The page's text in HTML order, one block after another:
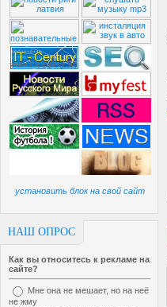
установить блок на свой сайт
НАШ ОПРОС
Как вы относитесь к рекламе на
сайте?
Мне она не мешает, но на неё
не жму